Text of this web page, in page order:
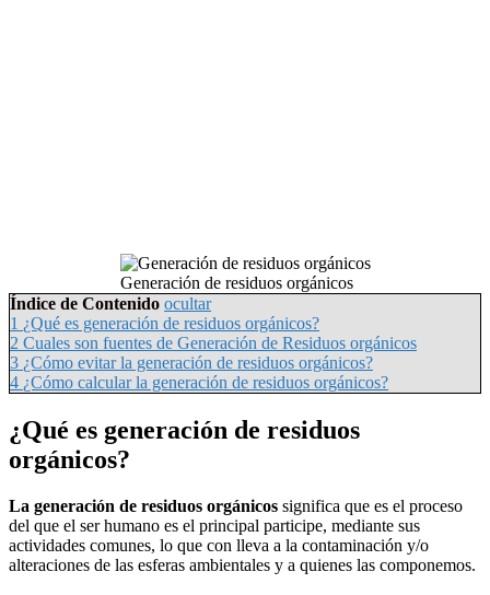
Generación de residuos orgánicos
Índice de Contenido ocultar
1 ¿Qué es generación de residuos orgánicos?
2 Cuales son fuentes de Generación de Residuos orgánicos
3 ¿Cómo evitar la generación de residuos orgánicos?
4 ¿Cómo calcular la generación de residuos orgánicos?
¿Qué es generación de residuos
orgánicos?
La generación de residuos orgánicos significa que es el proceso
del que el ser humano es el principal participe, mediante sus
actividades comunes, lo que con lleva a la contaminación y/o
alteraciones de las esferas ambientales y a quienes las componemos.